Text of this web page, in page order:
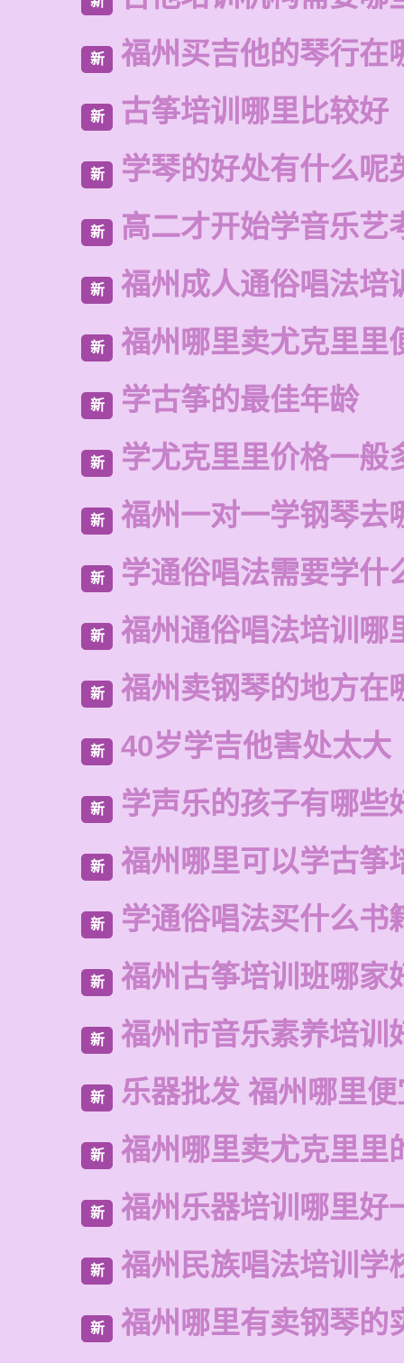
新 福州买吉他的琴行在
新 古筝培训哪里比较好
新 学琴的好处有什么呢
新 高二才开始学音乐艺
新 福州成人通俗唱法培
新 福州哪里卖尤克里里
新 学古筝的最佳年龄
新 学尤克里里价格一般
新 福州一对一学钢琴去
新 学通俗唱法需要学什
新 福州通俗唱法培训哪
新 福州卖钢琴的地方在
新 40岁学吉他害处太大
新 学声乐的孩子有哪些
新 福州哪里可以学古筝
新 学通俗唱法买什么书
新 福州古筝培训班哪家
新 福州市音乐素养培训
新 乐器批发 福州哪里
新 福州哪里卖尤克里里
新 福州乐器培训哪里好
新 福州民族唱法培训学
新 福州哪里有卖钢琴的